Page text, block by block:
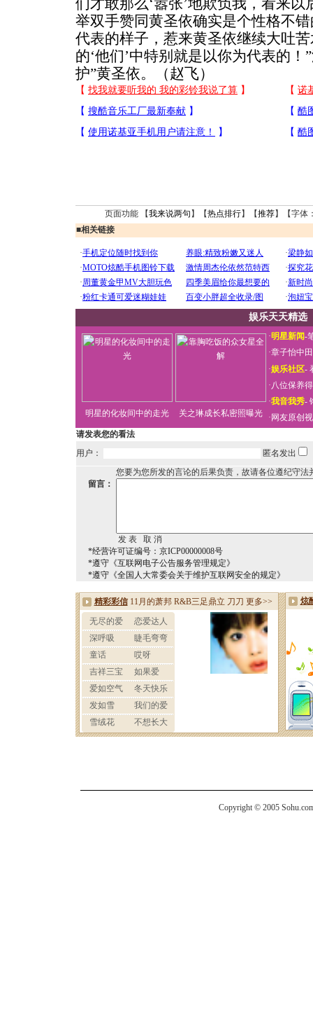
们才敢那么‘嚣张’地欺负我，看来
举双手赞同黄圣依确实是个性格不
代表的样子，惹来黄圣依继续大吐
的‘他们’中特别就是以你为代表的！
护”黄圣依。（赵飞）
页面功能 【我来说两句 】【热点排行】【推荐】【字体
■相关链接
娱乐天天精选
明星的化妆间中的走光 关之琳成长私密照曝光
·明星新闻-
·章子怡中
·娱乐社区-
·八位保养
·我音我秀-
· 网友原创
请发表您的看法
用户：
匿名发出
您要为您所发的言论的后果负责，故请各位遵纪守法
留言：
*经营许可证编号：京ICP00000008号
*遵守《互联网电子公告服务管理规定》
*遵守《全国人大常委会关于维护互联网安全的规定》
Copyright © 2005